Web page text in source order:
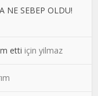
NE SEBEP OLDU!
etti içinyilmaz